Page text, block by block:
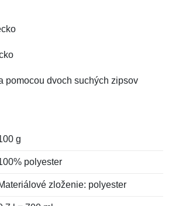
pomocou dvoch suchých zipsov
g
polyester
zloženie: polyester